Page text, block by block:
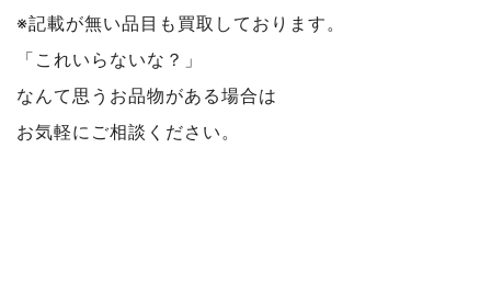
※記載が無い品目も買取しております。
「これいらないな？」
なんて思うお品物がある場合は
お気軽にご相談ください。